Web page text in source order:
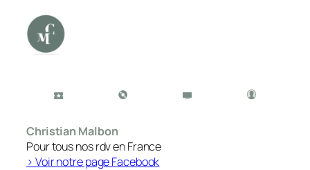
Christian Malbon
Pour tous nos rdv en France
> Voir notre page Facebook